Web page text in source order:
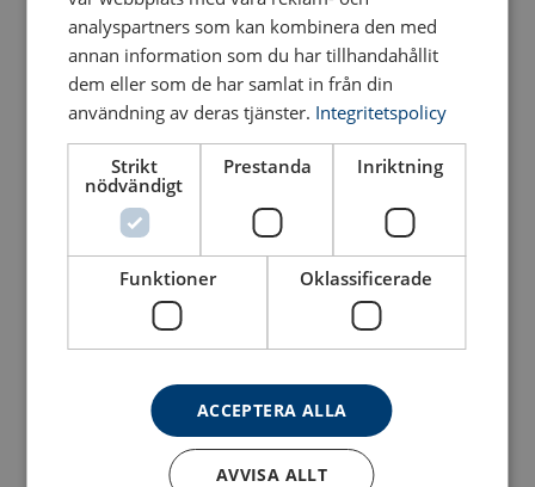
Lyftögla SS FE DSS -
Se produkt
Lyftögla SS FE DSR M -
Se produkt
analyspartners som kan kombinera den med
annan information som du har tillhandahållit
dem eller som de har samlat in från din
användning av deras tjänster. Integritetspolicy
Strikt
nödvändigt
Prestanda Inriktning
Funktioner Oklassificerade
ACCEPTERA ALLA
AVVISA ALLT